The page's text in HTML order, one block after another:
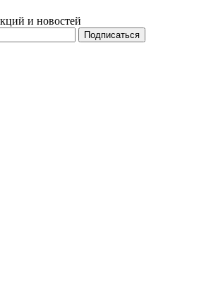
и новостей
Подписаться